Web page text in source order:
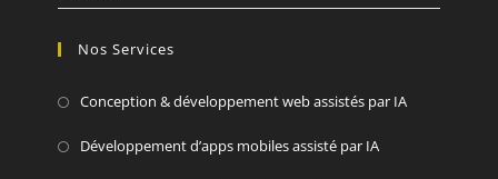
Nos Services
Conception & développement web assistés par IA
Développement d’apps mobiles assisté par IA